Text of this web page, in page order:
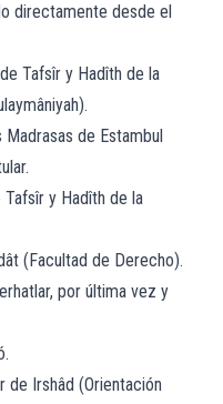
directamente desde el
Tafsîr y Hadîth de la
de Estambul
y Hadîth de la
(Facultad de Derecho).
por última vez y
de Irshâd (Orientación